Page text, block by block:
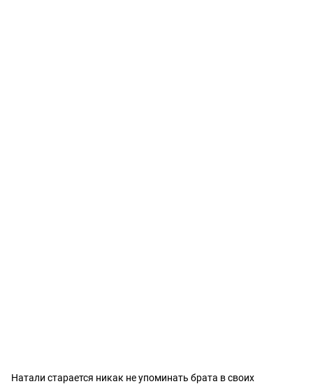
Натали старается никак не упоминать брата в своих